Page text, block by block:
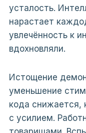
усталость.
нарастает
увлечённость к
вдохновляли.
Истощение
уменьшение
кода снижается,
с усилием.